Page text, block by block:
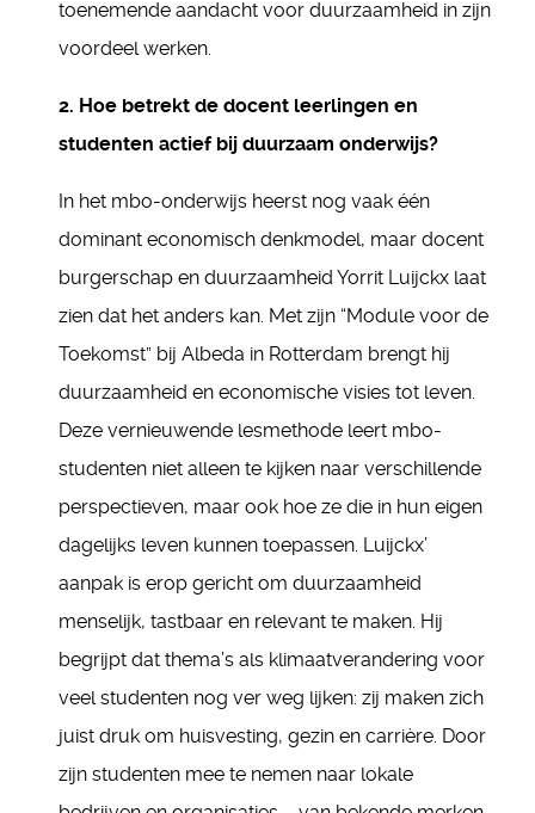
toenemende aandacht voor duurzaamheid in zijn
voordeel werken.
2. Hoe betrekt de docent leerlingen en
studenten actief bij duurzaam onderwijs?
In het mbo-onderwijs heerst nog vaak één
dominant economisch denkmodel, maar docent
burgerschap en duurzaamheid Yorrit Luijckx laat
zien dat het anders kan. Met zijn “Module voor de
Toekomst” bij Albeda in Rotterdam brengt hij
duurzaamheid en economische visies tot leven.
Deze vernieuwende lesmethode leert mbo-
studenten niet alleen te kijken naar verschillende
perspectieven, maar ook hoe ze die in hun eigen
dagelijks leven kunnen toepassen. Luijckx’
aanpak is erop gericht om duurzaamheid
menselijk, tastbaar en relevant te maken. Hij
begrijpt dat thema’s als klimaatverandering voor
veel studenten nog ver weg lijken: zij maken zich
juist druk om huisvesting, gezin en carrière. Door
zijn studenten mee te nemen naar lokale